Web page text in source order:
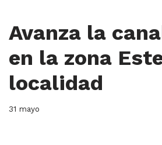
Avanza la
en la zona
localidad
31 mayo